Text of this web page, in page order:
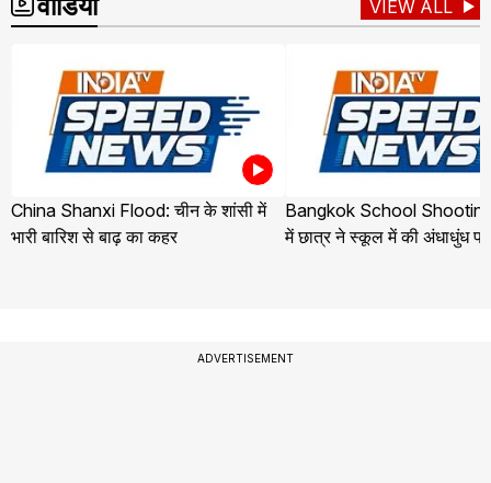
VIEW ALL
China Shanxi Flood: चीन के शांसी में
भारी बारिश से बाढ़ का कहर
Bangkok School
में छात्र ने स्कूल में की अंधाधुंध
ADVERTISEMENT